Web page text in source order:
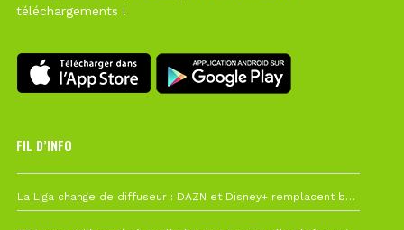
téléchargements !
FIL D’INFO
La Liga change de diffuseur : DAZN et Disney+ remplacent beIN Sports !